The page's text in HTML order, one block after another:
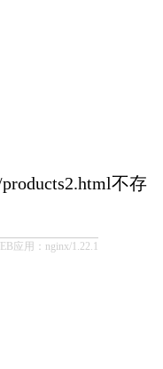
不存
应用：nginx/1.22.1